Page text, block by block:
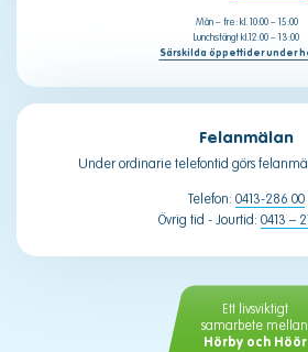
Ett livsviktigt
samarbete mellan
Hörby och Höör
Mån – fre: kl. 10:00 – 15:00
Lunchstängt kl.12:00 – 13:00
Särskilda öppettider under
Felanmälan
Under ordinarie telefontid görs
Telefon: 0413-286 00
Övrig tid - Jourtid: 0413 –